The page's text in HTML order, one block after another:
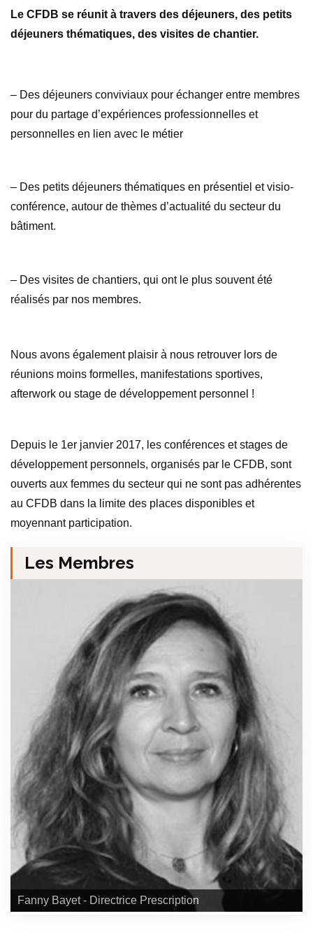
Le CFDB se réunit à travers des déjeuners, des petits
déjeuners thématiques, des visites de chantier.
– Des déjeuners conviviaux pour échanger entre membres
pour du partage d’expériences professionnelles et
personnelles en lien avec le métier
– Des petits déjeuners thématiques en présentiel et visio-
conférence, autour de thèmes d’actualité du secteur du
bâtiment.
– Des visites de chantiers, qui ont le plus souvent été
réalisés par nos membres.
Nous avons également plaisir à nous retrouver lors de
réunions moins formelles, manifestations sportives,
afterwork ou stage de développement personnel !
Depuis le 1er janvier 2017, les conférences et stages de
développement personnels, organisés par le CFDB, sont
ouverts aux femmes du secteur qui ne sont pas adhérentes
au CFDB dans la limite des places disponibles et
moyennant participation.
Les Membres
Fanny Bayet - Directrice Prescription